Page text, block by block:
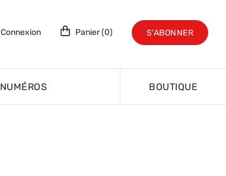
Connexion Panier (0) S'ABONNER
NUMÉROS BOUTIQUE